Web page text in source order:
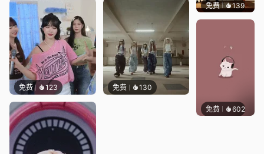
免费 123 免费 130
免费 139渔小小
免费 602Bewie